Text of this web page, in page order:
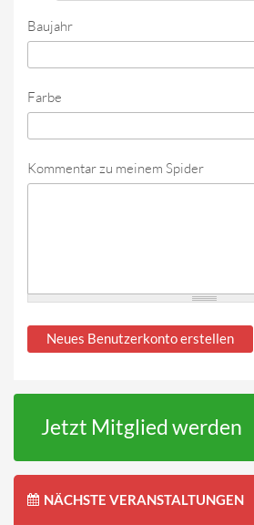
Baujahr
Farbe
Kommentar zu meinem Spider
Jetzt Mitglied werden
NÄCHSTE VERANSTALTUNGEN